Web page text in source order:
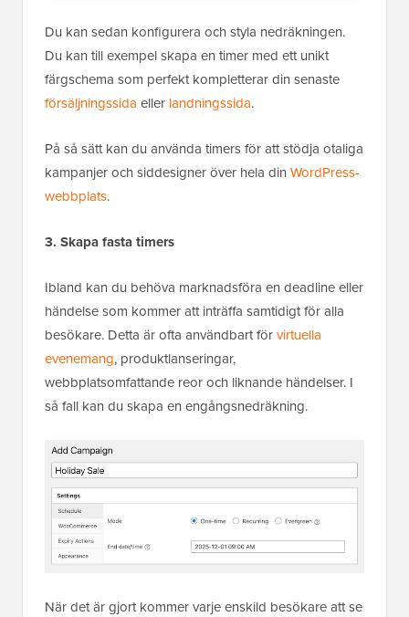
Du kan sedan konfigurera och styla nedräkningen.
Du kan till exempel skapa en timer med ett unikt
färgschema som perfekt kompletterar din senaste
försäljningssida eller landningssida.
På så sätt kan du använda timers för att stödja otaliga
kampanjer och siddesigner över hela din WordPress-
webbplats.
3. Skapa fasta timers
Ibland kan du behöva marknadsföra en deadline eller
händelse som kommer att inträffa samtidigt för alla
besökare. Detta är ofta användbart förvirtuella
evenemang, produktlanseringar,
webbplatsomfattande reor och liknande händelser. I
så fall kan du skapa en engångsnedräkning.
När det är gjort kommer varje enskild besökare att se